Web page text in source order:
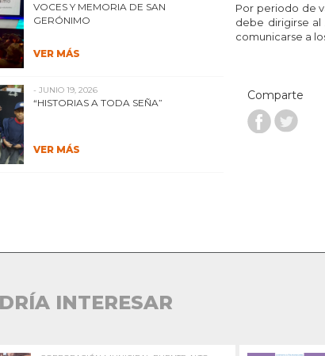
VOCES Y MEMORIA DE SAN
GERÓNIMO
VER MÁS
- JUNIO 19, 2026
“HISTORIAS A TODA SEÑA”
VER MÁS
Por periodo de
debe dirigirse
comunicarse a
Comparte
INTERESAR